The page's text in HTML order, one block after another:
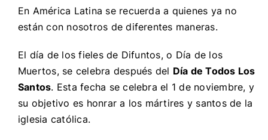
En América Latina se recuerda a quienes ya no
están con nosotros de diferentes maneras.
El día de los fieles de Difuntos, o Día de los
Muertos, se celebra después del Día de Todos Los
Santos. Esta fecha se celebra el 1 de noviembre, y
su objetivo es honrar a los mártires y santos de la
iglesia católica.